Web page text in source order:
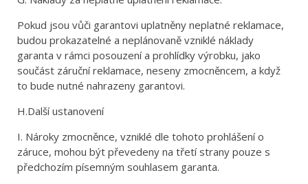
Pokud jsou vůči garantovi uplatněny neplatné reklamace,
budou prokazatelné a neplánovaně vzniklé náklady
garanta v rámci posouzení a prohlídky výrobku, jako
součást záruční reklamace, neseny zmocněncem, a když
to bude nutné nahrazeny garantovi.
H.Další ustanovení
I. Nároky zmocněnce, vzniklé dle tohoto prohlášení o
záruce, mohou být převedeny na třetí strany pouze s
předchozím písemným souhlasem garanta.